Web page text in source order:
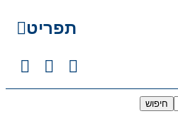
תפריט
חיפוש